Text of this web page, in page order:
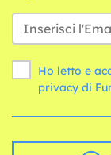
Ho letto e
privacy di